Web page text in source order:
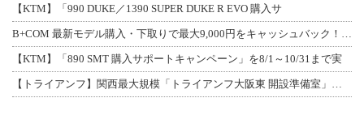
【KTM】「990 DUKE／1390 SUPER DUKE R EVO 購入サ
【KTM】「890 SMT 購入サポートキャンペーン」を8/1～10/31まで実